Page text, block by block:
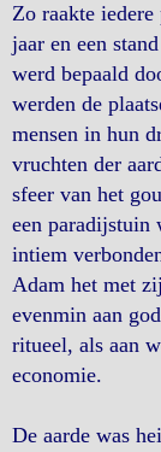
Zo raakte iedere
jaar en een
werd bepaald
werden de
mensen in hun
vruchten der
sfeer van het
een paradijstuin
intiem
Adam het met
evenmin aan
ritueel, als aan
economie.
De aarde was